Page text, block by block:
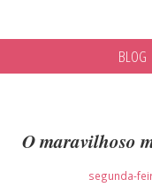
BLOG
O maravilhoso
segunda-